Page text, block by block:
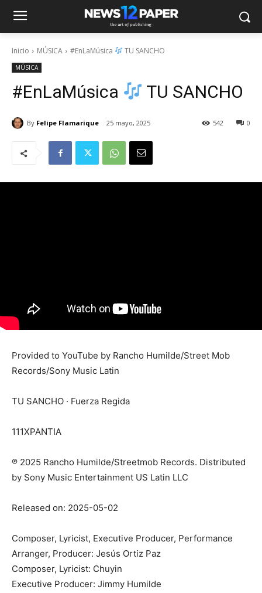
Inicio MÚSICA #EnLaMúsica TU SANCHO
MÚSICA
#EnLaMúsica TU SANCHO
By Felipe Flamarique 25 mayo, 2025 0
542
Provided to YouTube by Rancho Humilde/Street Mob
Records/Sony Music Latin
TU SANCHO · Fuerza Regida
111XPANTIA
℗ 2025 Rancho Humilde/Streetmob Records. Distributed
by Sony Music Entertainment US Latin LLC
Released on: 2025-05-02
Composer, Lyricist, Executive Producer, Performance
Arranger, Producer: Jesús Ortiz Paz
Composer, Lyricist: Chuyin
Executive Producer: Jimmy Humilde